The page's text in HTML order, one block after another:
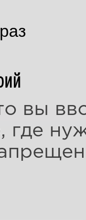
раз
вы
где